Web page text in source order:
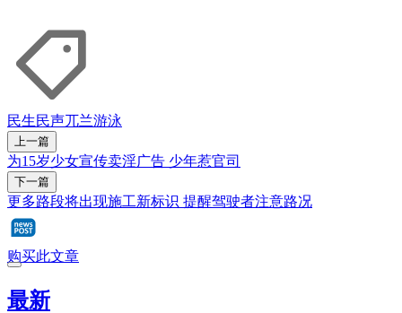
民生民声兀兰游泳
上一篇
为15岁少女宣传卖淫广告 少年惹官司
下一篇
更多路段将出现施工新标识 提醒驾驶者注意路况
购买此文章
最新